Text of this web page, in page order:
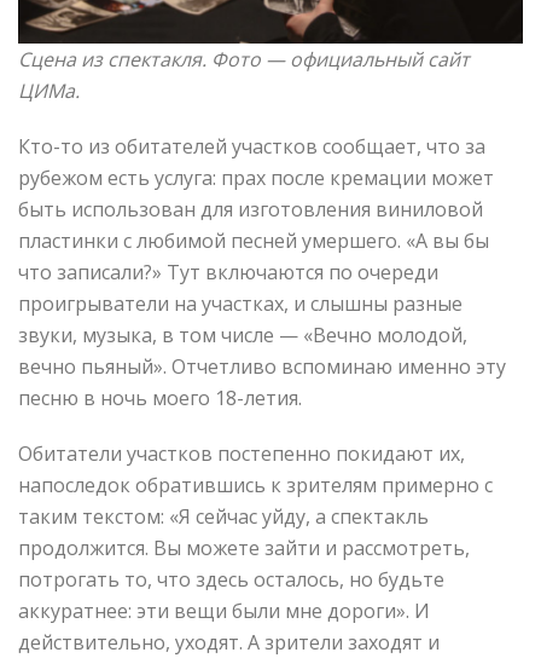
Сцена из спектакля. Фото —официальный сайт
ЦИМа.
Кто-то из обитателей участков сообщает, что за
рубежом есть услуга: прах после кремации может
быть использован для изготовления виниловой
пластинки с любимой песней умершего. «А вы бы
что записали?» Тут включаются по очереди
проигрыватели на участках, и слышны разные
звуки, музыка, в том числе — «Вечно молодой,
вечно пьяный». Отчетливо вспоминаю именно эту
песню в ночь моего 18-летия.
Обитатели участков постепенно покидают их,
напоследок обратившись к зрителям примерно с
таким текстом: «Я сейчас уйду, а спектакль
продолжится. Вы можете зайти и рассмотреть,
потрогать то, что здесь осталось, но будьте
аккуратнее: эти вещи были мне дороги». И
действительно, уходят. А зрители заходят и